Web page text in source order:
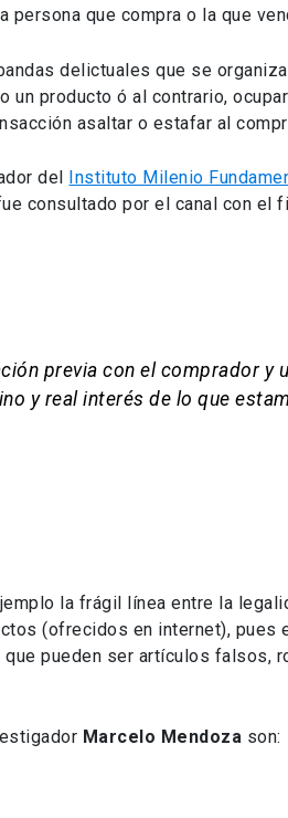
persona que compra o la que
delictuales que se
un producto ó al contrario,
asaltar o estafar al
del Instituto Milenio
consultado por el canal con el
previa con el comprador y
y real interés de lo que
la frágil línea entre la
(ofrecidos en internet), pues
pueden ser artículos falsos,
Marcelo Mendoza son: